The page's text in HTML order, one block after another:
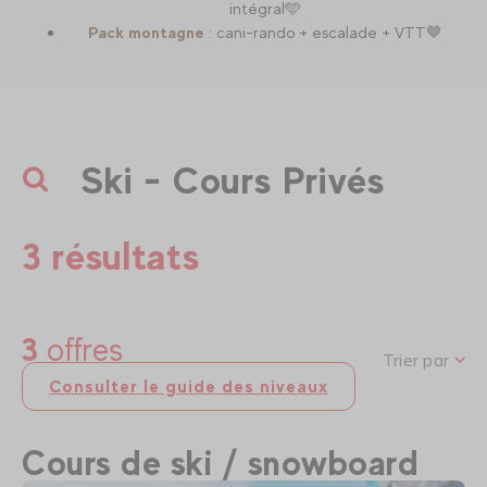
intégral🩵
Pack montagne : cani-rando + escalade + VTT🤎
Ski - Cours Privés
3 résultats
3 offres
Consulter le guide des niveaux
Trier par
Cours de ski / snowboard